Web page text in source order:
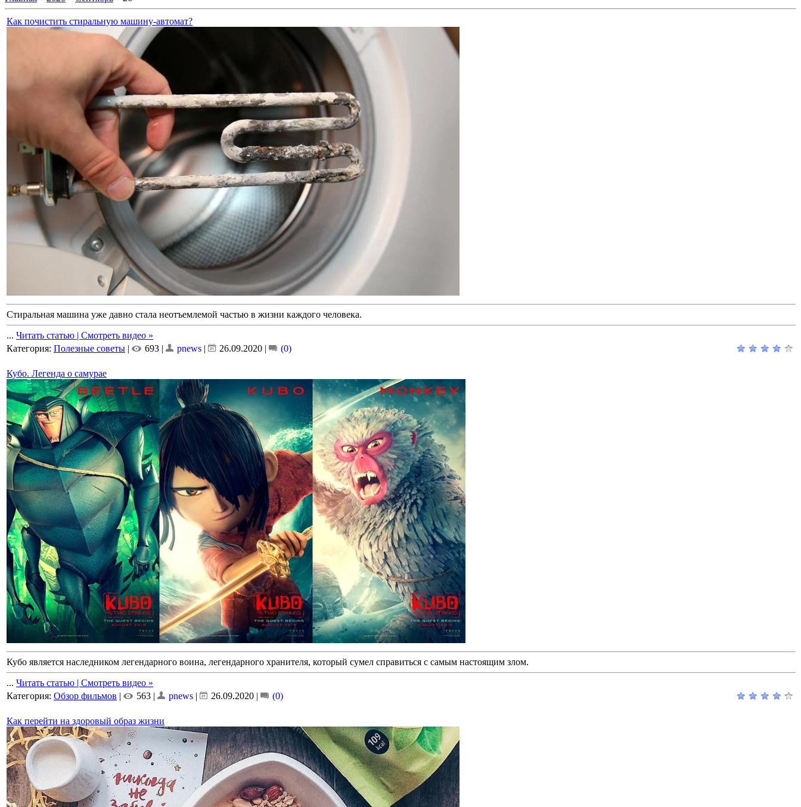
Как почистить стиральную машину-автомат?
Стиральная машина уже давно стала неотъемлемой частью в жизни каждого человека.
... Читать статью | Смотреть видео »
Категория: Полезные советы | 693 | pnews | 26.09.2020 | (0)
Кубо. Легенда о самурае
Кубо является наследником легендарного воина, легендарного хранителя, который сумел справиться с самым настоящим злом.
... Читать статью | Смотреть видео »
Категория: Обзор фильмов | 563 | pnews | 26.09.2020 | (0)
Как перейти на здоровый образ жизни